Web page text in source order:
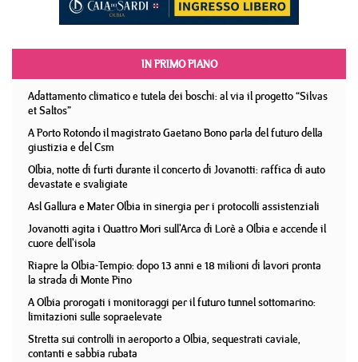
IN PRIMO PIANO
Adattamento climatico e tutela dei boschi: al via il progetto “Silvas
et Saltos”
A Porto Rotondo il magistrato Gaetano Bono parla del futuro della
giustizia e del Csm
Olbia, notte di furti durante il concerto di Jovanotti: raffica di auto
devastate e svaligiate
Asl Gallura e Mater Olbia in sinergia per i protocolli assistenziali
Jovanotti agita i Quattro Mori sull'Arca di Lorè a Olbia e accende il
cuore dell'isola
Riapre la Olbia-Tempio: dopo 13 anni e 18 milioni di lavori pronta
la strada di Monte Pino
A Olbia prorogati i monitoraggi per il futuro tunnel sottomarino:
limitazioni sulle sopraelevate
Stretta sui controlli in aeroporto a Olbia, sequestrati caviale,
contanti e sabbia rubata